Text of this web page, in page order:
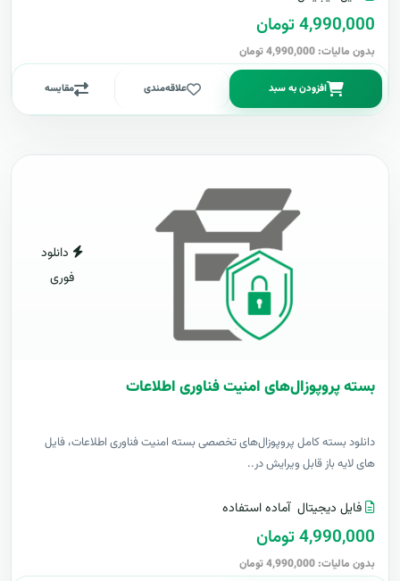
4,990,000 تومان
بدون مالیات: 4,990,000 تومان
افزودن به سبد علاقه‌مندی مقایسه
دانلود
فوری
بسته پروپوزال‌های امنیت فناوری اطلاعات
دانلود بسته کامل پروپوزال‌های تخصصی بسته امنیت فناوری اطلاعات، فایل
های لایه باز قابل ویرایش در..
فایل دیجیتال آماده استفاده
4,990,000 تومان
بدون مالیات: 4,990,000 تومان